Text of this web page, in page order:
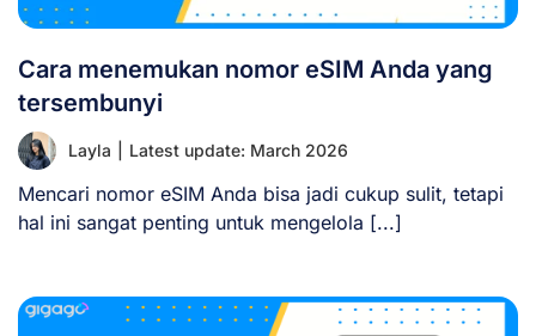
Cara menemukan nomor eSIM Anda yang
tersembunyi
Layla Latest update: March 2026
Mencari nomor eSIM Anda bisa jadi cukup sulit, tetapi
hal ini sangat penting untuk mengelola [...]